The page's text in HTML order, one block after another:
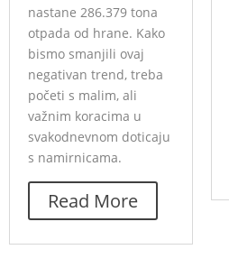
nastane 286.379 tona
otpada od hrane. Kako
bismo smanjili ovaj
negativan trend, treba
početi s malim, ali
važnim koracima u
svakodnevnom doticaju
s namirnicama.
Read More